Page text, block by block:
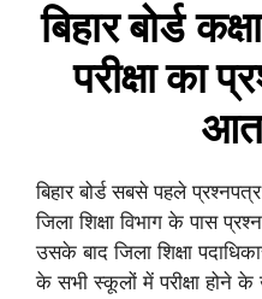
बिहार बोर्ड
परीक्षा का
बिहार बोर्ड सबसे पहले
जिला शिक्षा विभाग के पास
उसके बाद जिला शिक्षा
के सभी स्कूलों में परीक्षा होने